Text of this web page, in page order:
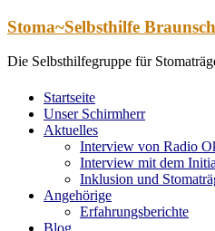
Zum
springen
Stoma~Selbsthilfe
Die Selbsthilfegruppe für
Startseite
Unser Schirmherr
Aktuelles
Interview von Radio
Interview mit dem
Inklusion und
Angehörige
Erfahrungsberichte
Blog